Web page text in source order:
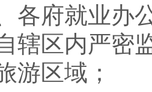
各府就业办
辖区内严密
游区域；